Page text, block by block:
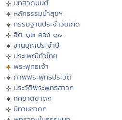
บทสวดมนต์
หลักธรรมนำสุขฯ
กรรมฐานประจำวันเกิด
ฮีต ๑๒ คอง ๑๔
งานบุญประจำปี
ประเพณีทั่วไทย
พระพุทธเจ้า
ภาพพระพุทธประวัติ
ประวัติพระพุทธสาวก
ทศชาติชาดก
นิทานชาดก